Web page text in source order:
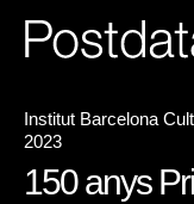
Institut Barcelona
2023
150 anys